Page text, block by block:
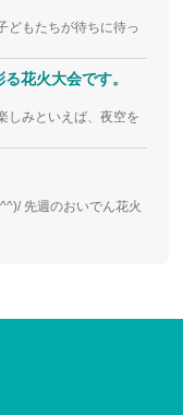
どもたちが待ちに待っ
花火大会です。
しみといえば、夜空を
先週のおいでん花火